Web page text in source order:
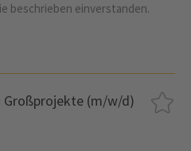
beschrieben einverstanden.
Großprojekte (m/w/d)